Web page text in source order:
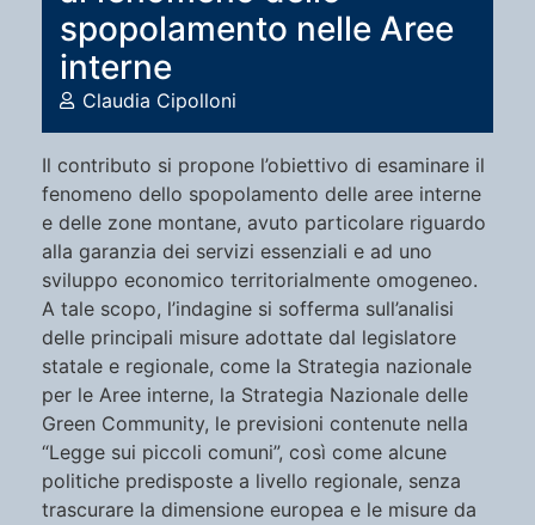
spopolamento nelle Aree
interne
Claudia Cipolloni
Il contributo si propone l’obiettivo di esaminare il
fenomeno dello spopolamento delle aree interne
e delle zone montane, avuto particolare riguardo
alla garanzia dei servizi essenziali e ad uno
sviluppo economico territorialmente omogeneo.
A tale scopo, l’indagine si sofferma sull’analisi
delle principali misure adottate dal legislatore
statale e regionale, come la Strategia nazionale
per le Aree interne, la Strategia Nazionale delle
Green Community, le previsioni contenute nella
“Legge sui piccoli comuni”, così come alcune
politiche predisposte a livello regionale, senza
trascurare la dimensione europea e le misure da